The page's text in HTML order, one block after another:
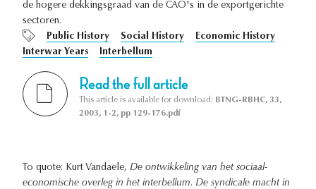
de hogere dekkingsgraad van de CAO's in de exportgerichte
sectoren.
Public History
Social History
Economic History
Interwar Years
Interbellum
Read the full article
This article is available for download: BTNG-RBHC, 33,
2003, 1-2, pp 129-176.pdf
To quote: Kurt Vandaele, De ontwikkeling van het sociaal-
economische overleg in het interbellum. De syndicale macht in